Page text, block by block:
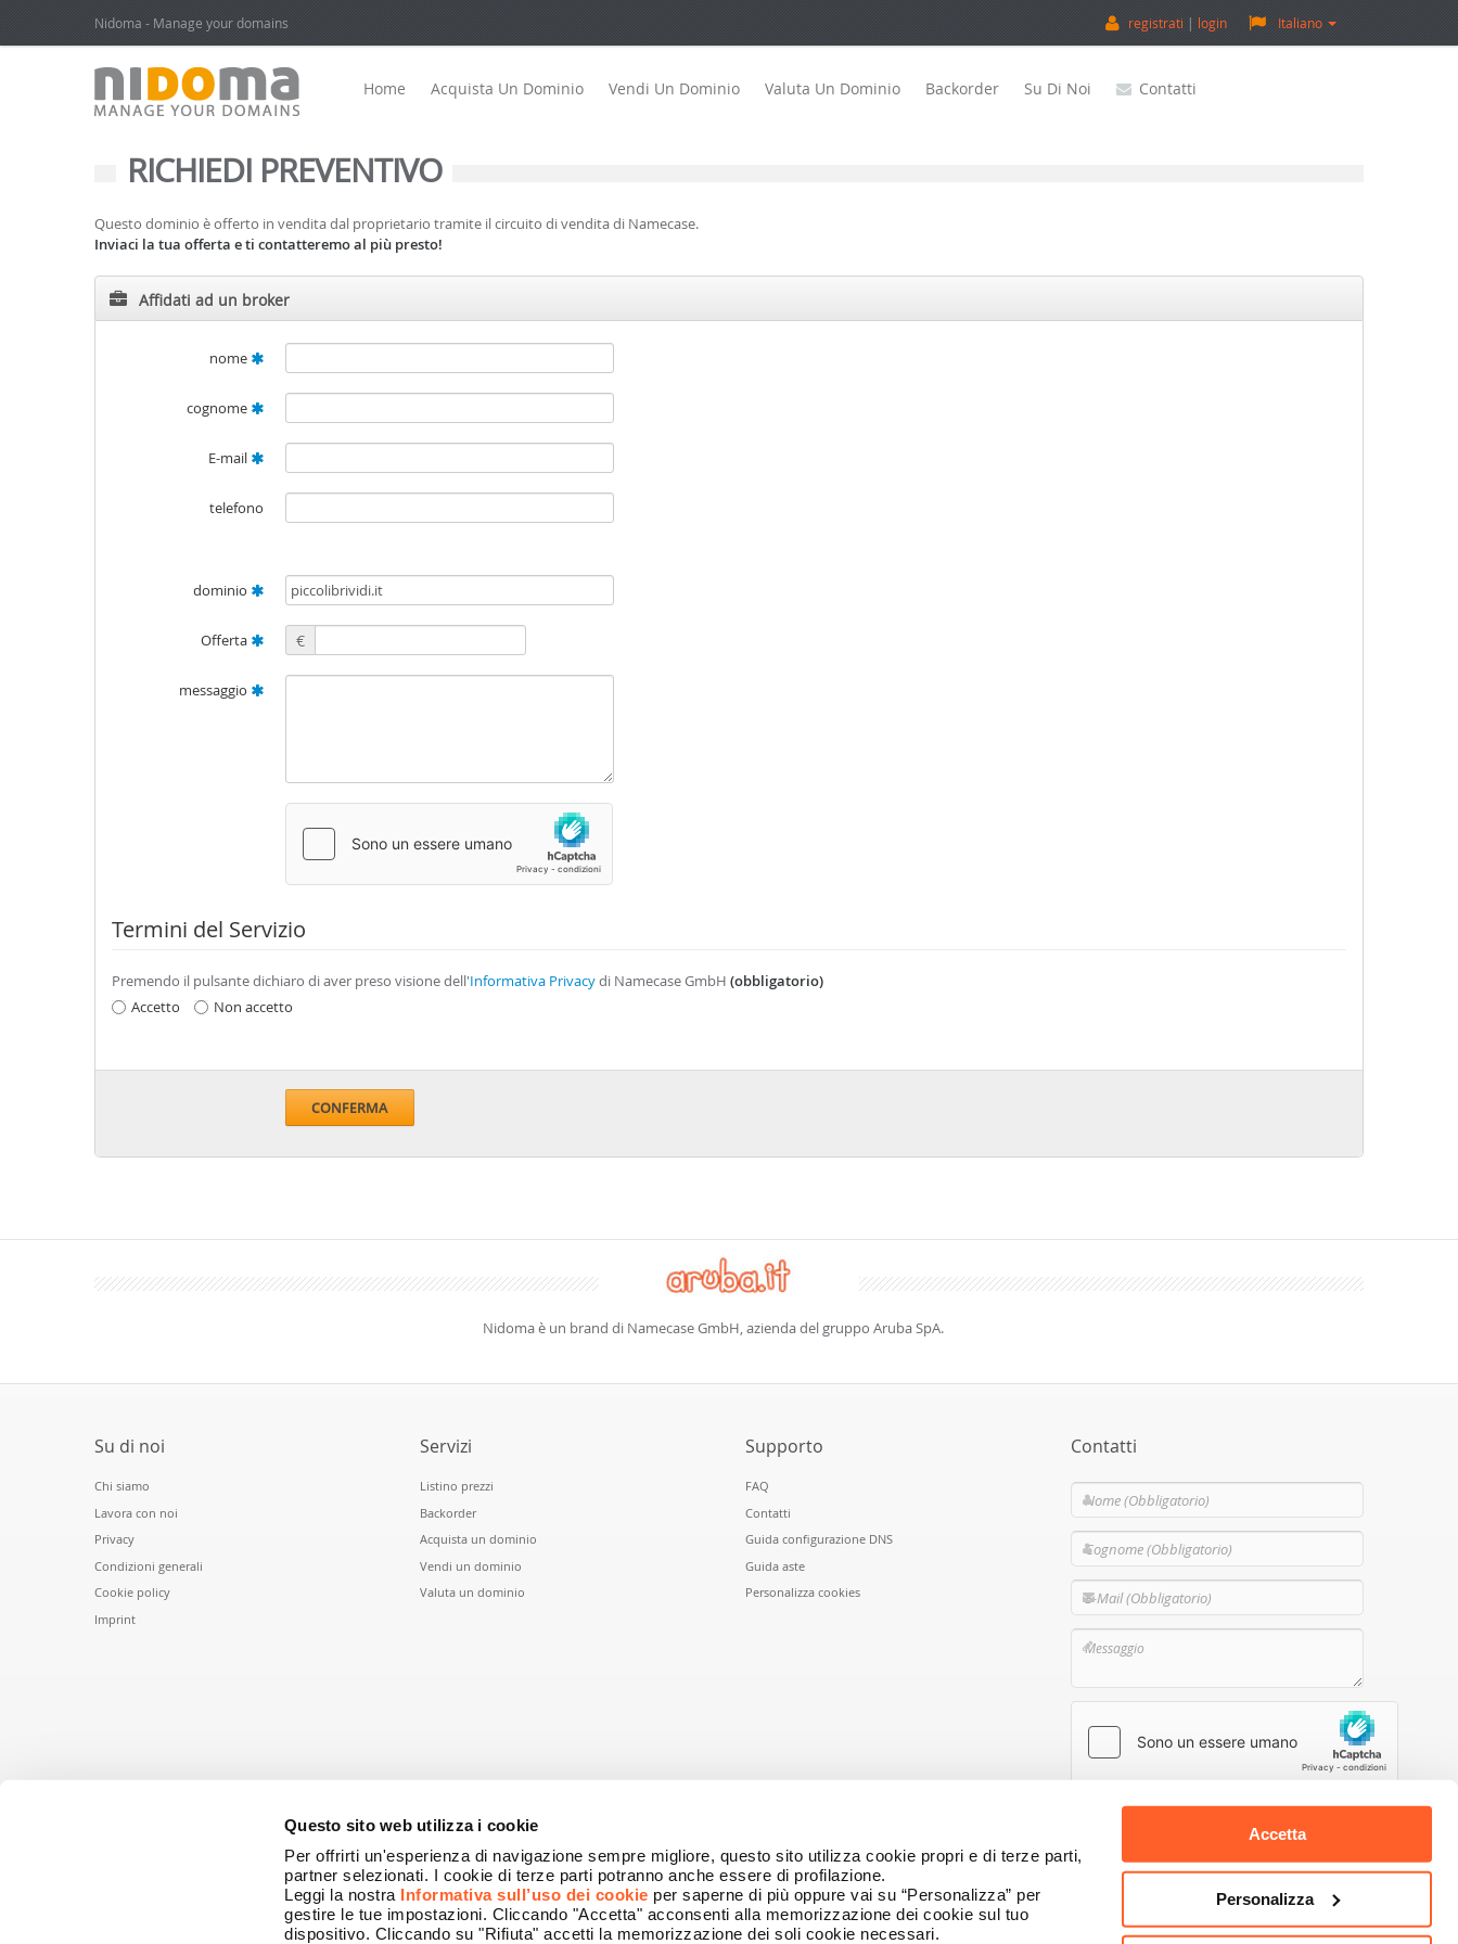
Questo sito web utilizza i cookie
Per offrirti un'esperienza di navigazione sempre migliore, questo sito utilizza cookie propri e di terze parti,
partner selezionati. I cookie di terze parti potranno anche essere di profilazione.
Leggi la nostra Informativa sull’uso dei cookie per saperne di più oppure vai su “Personalizza” per
gestire le tue impostazioni. Cliccando "Accetta" acconsenti alla memorizzazione dei cookie sul tuo
dispositivo. Cliccando su "Rifiuta" accetti la memorizzazione dei soli cookie necessari.
Accetta
Personalizza
Nidoma - Manage your domains Italiano
registrati login
Home Acquista Un Dominio Vendi Un Dominio Valuta Un Dominio Backorder Su Di Noi Contatti
RICHIEDI PREVENTIVO
Questo dominio è offerto in vendita dal proprietario tramite il circuito di vendita di Namecase.
Inviaci la tua offerta e ti contatteremo al più presto!
Affidati ad un broker
nome
cognome
E-mail
telefono
dominio
Offerta €
messaggio
Termini del Servizio
Premendo il pulsante dichiaro di aver preso visione dell'Informativa Privacydi Namecase GmbH (obbligatorio)
Accetto
Non accetto
CONFERMA
Nidoma è un brand di Namecase GmbH, azienda del gruppo Aruba SpA.
Su di noi
Chi siamo
Lavora con noi
Privacy
Condizioni generali
Cookie policy
Imprint
Servizi
Listino prezzi
Backorder
Acquista un dominio
Vendi un dominio
Valuta un dominio
Supporto
FAQ
Contatti
Guida configurazione DNS
Guida aste
Personalizza cookies
Contatti
Invia